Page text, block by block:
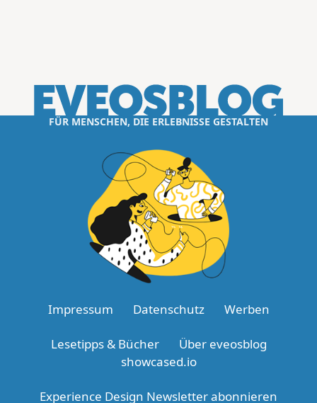
FÜR MENSCHEN, DIE ERLEBNISSE GESTALTEN
Impressum Datenschutz Werben
Lesetipps & Bücher
Über eveosblog
showcased.io
Experience Design Newsletter abonnieren